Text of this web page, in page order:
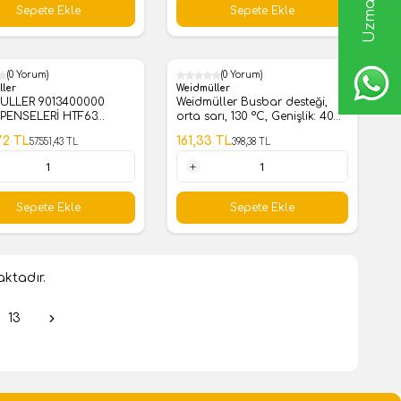
Sepete Ekle
Sepete Ekle
(0 Yorum)
9013400000
HTF63
57.551,43
TL
Sepete Ekle
%60
(0 Yorum)
Weidmüller
Weidmüller Busbar desteği,
orta sarı, 130 °C, Genişlik: 40
0494920000398,38TL
161,33 TL
1 Adet
Sepete Ekle
13